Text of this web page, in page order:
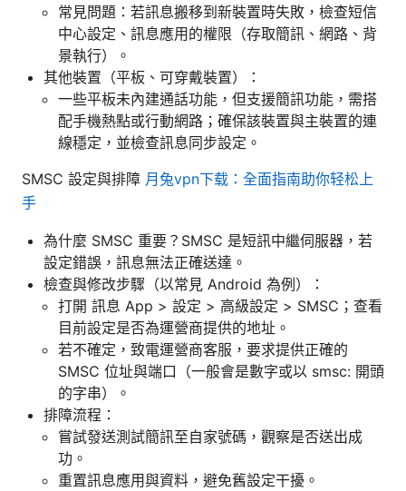
常見問題：若訊息搬移到新裝置時失敗，檢查短信
中心設定、訊息應用的權限（存取簡訊、網路、背
景執行）。
其他裝置（平板、可穿戴裝置）：
一些平板未內建通話功能，但支援簡訊功能，需搭
配手機熱點或行動網路；確保該裝置與主裝置的連
線穩定，並檢查訊息同步設定。
SMSC 設定與排障 月兔vpn下载：全面指南助你轻松上
手
為什麼 SMSC 重要？SMSC 是短訊中繼伺服器，若
設定錯誤，訊息無法正確送達。
檢查與修改步驟（以常見 Android 為例）：
打開 訊息 App > 設定 > 高級設定 > SMSC；查看
目前設定是否為運營商提供的地址。
若不確定，致電運營商客服，要求提供正確的
SMSC 位址與端口（一般會是數字或以 smsc: 開頭
的字串）。
排障流程：
嘗試發送測試簡訊至自家號碼，觀察是否送出成
功。
重置訊息應用與資料，避免舊設定干擾。